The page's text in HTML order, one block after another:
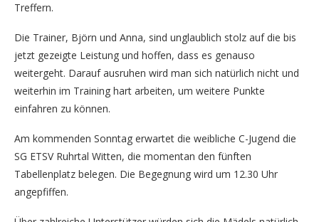
Treffern.
Die Trainer, Björn und Anna, sind unglaublich stolz auf die bis
jetzt gezeigte Leistung und hoffen, dass es genauso
weitergeht. Darauf ausruhen wird man sich natürlich nicht und
weiterhin im Training hart arbeiten, um weitere Punkte
einfahren zu können.
Am kommenden Sonntag erwartet die weibliche C-Jugend die
SG ETSV Ruhrtal Witten, die momentan den fünften
Tabellenplatz belegen. Die Begegnung wird um 12.30 Uhr
angepfiffen.